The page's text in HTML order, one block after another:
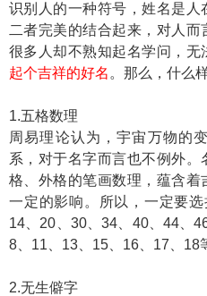
识别人的一种符号，姓名是
二者完美的结合起来，对人
很多人却不熟知起名学问，无
起个吉祥的好名 。那么，什么
1.五格数理
周易理论认为，宇宙万物的
系，对于名字而言也不例外
格、外格的笔画数理，蕴含
一定的影响。所以，一定要选
14、20、30、34、40、44、
8、11、13、15、16、17、18
2.无生僻字